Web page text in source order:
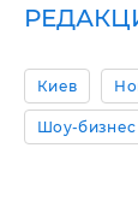
Киев
Шоу-бизнес